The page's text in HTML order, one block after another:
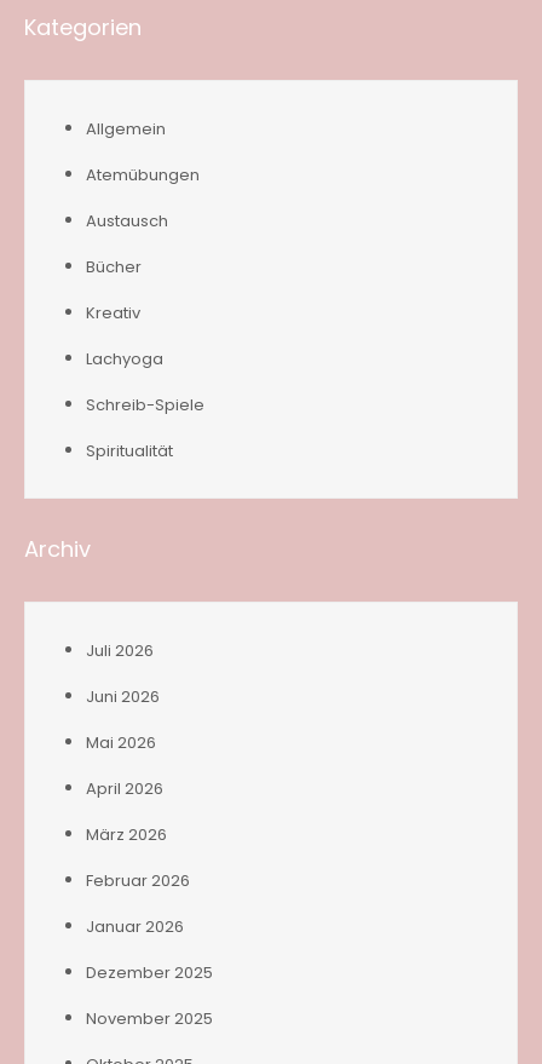
Kategorien
Allgemein
Atemübungen
Austausch
Bücher
Kreativ
Lachyoga
Schreib-Spiele
Spiritualität
Archiv
Juli 2026
Juni 2026
Mai 2026
April 2026
März 2026
Februar 2026
Januar 2026
Dezember 2025
November 2025